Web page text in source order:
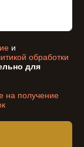
и
обработки
для
на получение